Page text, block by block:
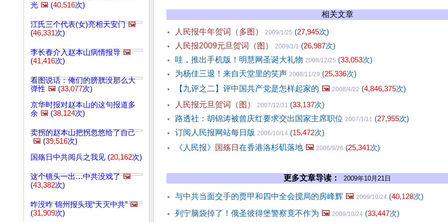
光 🖼️ (40,516次)
江氏三个代表(女)亮相天安门 🖼️
(46,331次)
李长春介入赵本山病情报导 🖼️
(41,416次)
看图说话：俺们的膀胱没那么大
弹性 🖼️ (33,077次)
京华时报对赵本山的这句报道多
余 🖼️ (38,124次)
卖拐的赵本山把拐忽悠给了自己
🖼️ (39,516次)
国殇日中共阅兵之我见 (20,162次)
这个镜头一出…中共没戏了 🖼️
(43,382次)
咋没咋 锦州报头现“天灭中共” 🖼️
(31,909次)
相关文章
人民报牛年贺词（多图） 2009/1/25 (27,945次)
人民报2009元旦贺词（图）
2009/1/1 (26,987次)
哇，推出手机版！明慧网圣诞大礼物 2008/12/25 (33,053次)
为杨佳三退！来自天堂里的笑声 2008/11/29 (25,336次)
【九评之二】评中国共产党是怎样起家的 🖼️ 2008/4/22 (4,846,375次)
人民报元旦贺词（图）
2007/12/31 (33,137次)
路透社：胡锦涛被曾庆红要求交出国家主席职位 2007/1/11 (27,955次)
订阅人民报网站每日版 2006/10/14 (15,472次)
《人民报》
国殇日 在香港洛杉矶落地 🖼️ 2006/9/26 (25,341次)
更多文章导读： 2009年10月21日
与中共当面交手的贾甲和四中全会搅局的房峰辉 🖼️ 2009/10/24 (40,128次)
列宁脑袋掉了！俄圣彼得堡警察竟不作为 🖼️ 2009/10/24 (33,447次)